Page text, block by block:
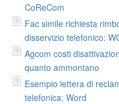
CoReCom
Fac simile richiesta
disservizio telefonico:
Agcom costi
quanto ammontano
Esempio lettera di
telefonica: Word